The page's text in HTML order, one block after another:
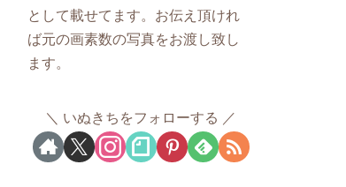
として載せてます。お伝え頂けれ
ば元の画素数の写真をお渡し致し
ます。
いぬきちをフォローする